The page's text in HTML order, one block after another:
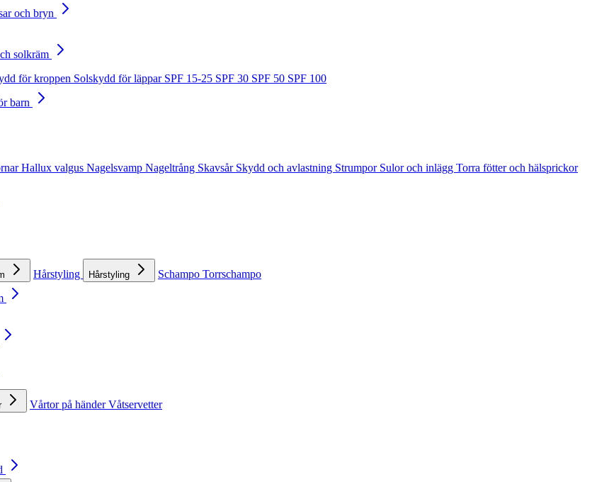
och bryn
solkräm
för kroppen Solskydd för läppar SPF 15-25 SPF 30 SPF 50 SPF 100
barn
Hallux valgus Nagelsvamp Nageltrång Skavsår Skydd och avlastning Strumpor Sulor och inlägg Torra fötter och hälsprickor
Hårstyling Hårstyling Schampo Torrschampo
Vårtor på händerVåtservetter